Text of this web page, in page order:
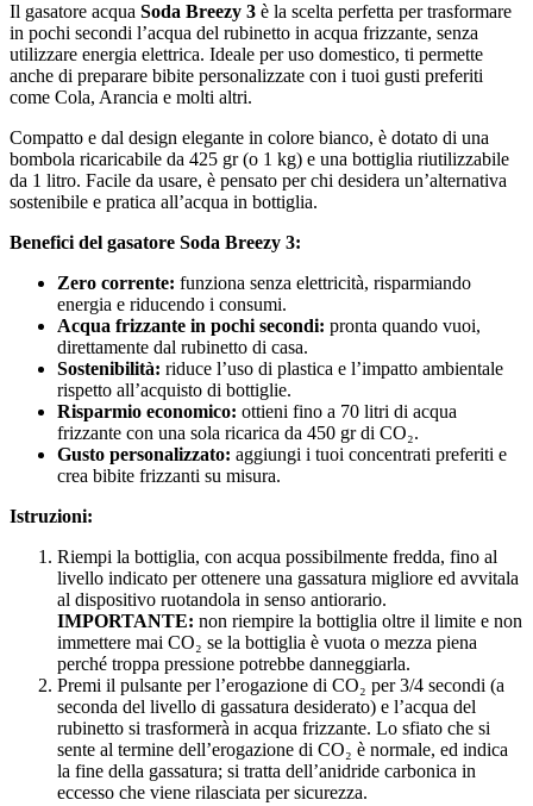
Il gasatore acqua Soda Breezy 3 è la scelta perfetta per trasformare
in pochi secondi l’acqua del rubinetto in acqua frizzante, senza
utilizzare energia elettrica. Ideale per uso domestico, ti permette
anche di preparare bibite personalizzate con i tuoi gusti preferiti
come Cola, Arancia e molti altri.
Compatto e dal design elegante in colore bianco, è dotato di una
bombola ricaricabile da 425 gr (o 1 kg) e una bottiglia riutilizzabile
da 1 litro. Facile da usare, è pensato per chi desidera un’alternativa
sostenibile e pratica all’acqua in bottiglia.
Benefici del gasatore Soda Breezy 3:
Zero corrente: funziona senza elettricità, risparmiando
energia e riducendo i consumi.
Acqua frizzante in pochi secondi: pronta quando vuoi,
direttamente dal rubinetto di casa.
Sostenibilità: riduce l’uso di plastica e l’impatto ambientale
rispetto all’acquisto di bottiglie.
Risparmio economico: ottieni fino a 70 litri di acqua
frizzante con una sola ricarica da 450 gr di CO₂.
Gusto personalizzato: aggiungi i tuoi concentrati preferiti e
crea bibite frizzanti su misura.
Istruzioni:
Riempi la bottiglia, con acqua possibilmente fredda, fino al
livello indicato per ottenere una gassatura migliore ed avvitala
al dispositivo ruotandola in senso antiorario.
IMPORTANTE: non riempire la bottiglia oltre il limite e non
immettere mai CO₂ se la bottiglia è vuota o mezza piena
perché troppa pressione potrebbe danneggiarla.
Premi il pulsante per l’erogazione di CO₂ per 3/4 secondi (a
seconda del livello di gassatura desiderato) e l’acqua del
rubinetto si trasformerà in acqua frizzante. Lo sfiato che si
sente al termine dell’erogazione di CO₂ è normale, ed indica
la fine della gassatura; si tratta dell’anidride carbonica in
eccesso che viene rilasciata per sicurezza.